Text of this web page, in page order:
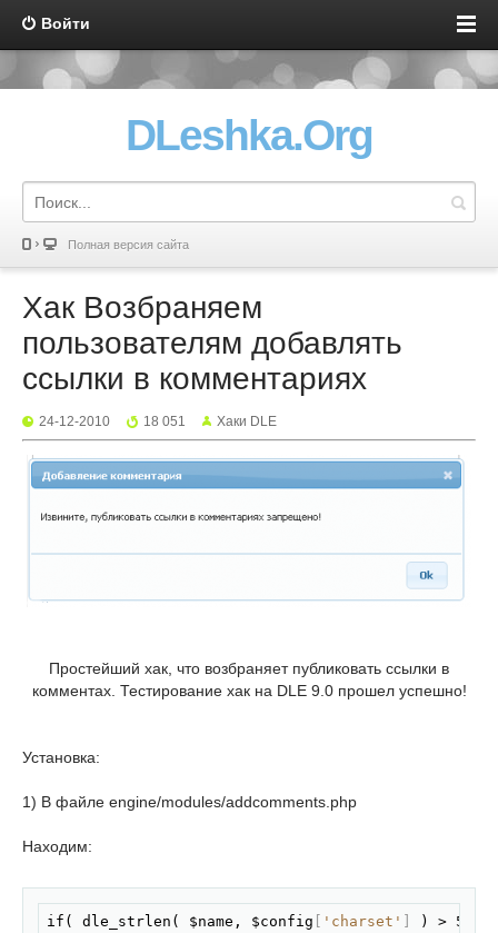
Войти
DLeshka.Org
Полная версия сайта
Хак Возбраняем
пользователям добавлять
ссылки в комментариях
24-12-2010 18 051 Хаки DLE
Простейший хак, что возбраняет публиковать ссылки в
комментах. Тестирование хак на DLE 9.0 прошел успешно!
Установка:
1) В файле engine/modules/addcomments.php
Находим:
if( dle_strlen( $name, $config 'charset'
) > 50 )